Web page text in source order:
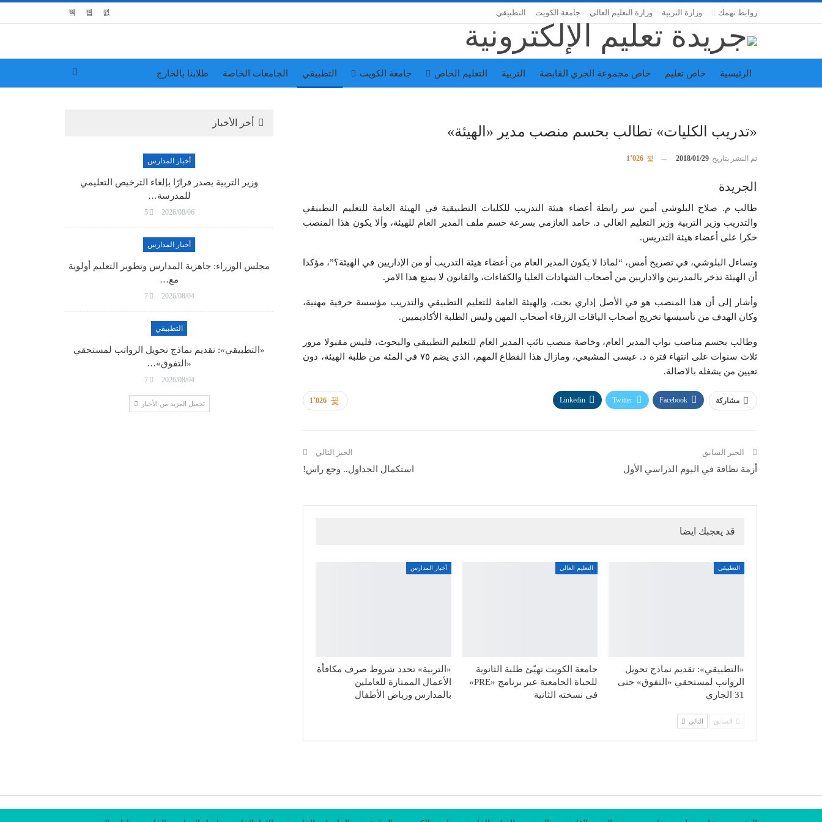
روابط تهمك :: وزارة التربية وزارة التعليم العالي جامعة الكويت التطبيقي
الرئيسية خاص تعليم خاص مجموعة الجري القابضة التربية التعليم الخاص جامعة الكويت التطبيقي الجامعات الخاصة طلابنا بالخارج
«تدريب الكليات» تطالب بحسم منصب مدير «الهيئة»
تم النشر بتاريخ 2018/01/29
الجريدة
طالب م. صلاح البلوشي أمين سر رابطة أعضاء هيئة التدريب للكليات التطبيقية في الهيئة العامة للتعليم التطبيقي
والتدريب وزير التربية وزير التعليم العالي د. حامد العازمي بسرعة حسم ملف المدير العام للهيئة، وألا يكون هذا المنصب
حكرا على أعضاء هيئة التدريس.
وتساءل البلوشي، في تصريح أمس، “لماذا لا يكون المدير العام من أعضاء هيئة التدريب أو من الإداريين في الهيئة؟”، مؤكدا
أن الهيئة تذخر بالمدربين والاداريين من أصحاب الشهادات العليا والكفاءات، والقانون لا يمنع هذا الامر.
وأشار إلى أن هذا المنصب هو في الأصل إداري بحت، والهيئة العامة للتعليم التطبيقي والتدريب مؤسسة حرفية مهنية،
وكان الهدف من تأسيسها تخريج أصحاب الياقات الزرقاء أصحاب المهن وليس الطلبة الأكاديميين.
وطالب بحسم مناصب نواب المدير العام، وخاصة منصب نائب المدير العام للتعليم التطبيقي والبحوث، فليس مقبولا مرور
ثلاث سنوات على انتهاء فترة د. عيسى المشيعي، ومازال هذا القطاع المهم، الذي يضم ٧٥ في المئة من طلبة الهيئة، دون
تعيين من يشغله بالاصالة.
1٬026 مشاركة Facebook
Twitter
Linkedin
الخبر السابق
أزمة نظافة في اليوم الدراسي الأول
الخبر التالي
استكمال الجداول.. وجع راس!
قد يعجبك ايضا
التطبيقي
«التطبيقي»: تقديم نماذج تحويل
الرواتب لمستحقي «التفوق» حتى
31 الجاري
التعليم العالي
جامعة الكويت تهيّئ طلبة الثانوية
للحياة الجامعية عبر برنامج «PRE»
في نسخته الثانية
أخبار المدارس
«التربية» تحدد شروط صرف مكافأة
الأعمال الممتازة للعاملين
بالمدارس ورياض الأطفال
السابق التالي
أخر الأخبار
أخبار المدارس
وزير التربية يصدر قرارًا بإلغاء الترخيص التعليمي
للمدرسة…
2026/08/06
5
أخبار المدارس
مجلس الوزراء: جاهزية المدارس وتطوير التعليم أولوية
مع…
2026/08/04
7
التطبيقي
«التطبيقي»: تقديم نماذج تحويل الرواتب لمستحقي
«التفوق»…
2026/08/04
7
تحميل المزيد من الأخبار